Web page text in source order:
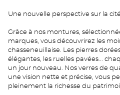
Une nouvelle perspective sur la
Grâce à nos montures,
marques, vous découvrirez les
chasseneuillaise. Les pierres
élégantes, les ruelles pavées...
un jour nouveau. Nos verres de
une vision nette et précise, vous
pleinement la richesse du